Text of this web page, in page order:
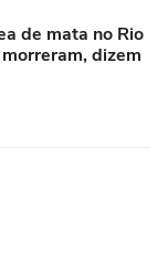
de mata no Rio
dizem